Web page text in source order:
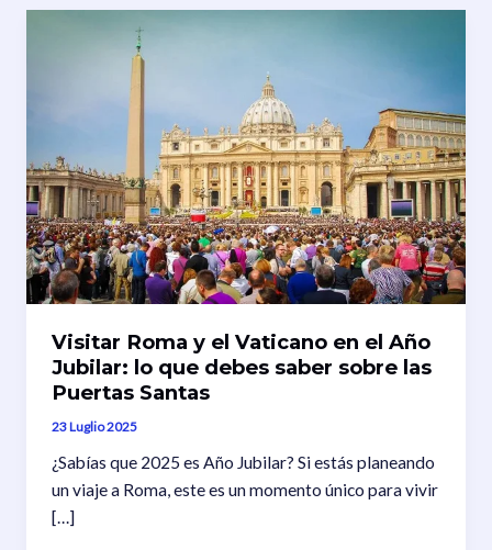
Visitar Roma y el Vaticano en el Año
Jubilar: lo que debes saber sobre las
Puertas Santas
23 Luglio 2025
¿Sabías que 2025 es Año Jubilar? Si estás planeando
un viaje a Roma, este es un momento único para vivir
[…]